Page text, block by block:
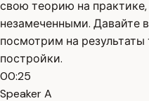
свою теорию на
незамеченными. Давайте
посмотрим на результаты
постройки.
00:25
Speaker A